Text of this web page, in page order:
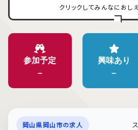
クリックしてみんなにおし
参加予定
–
興味あり
–
岡山県岡山市の求人